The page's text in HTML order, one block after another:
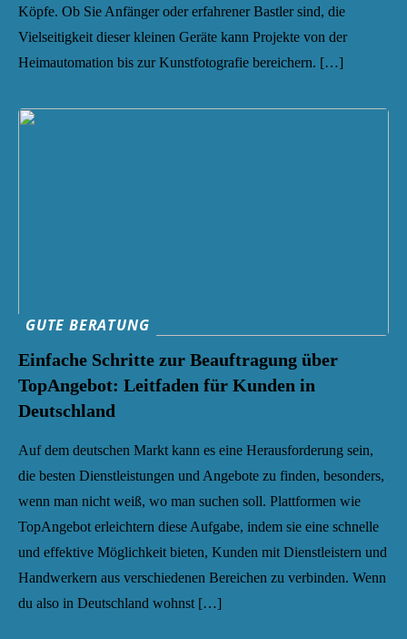
Köpfe. Ob Sie Anfänger oder erfahrener Bastler sind, die
Vielseitigkeit dieser kleinen Geräte kann Projekte von der
Heimautomation bis zur Kunstfotografie bereichern. […]
GUTE BERATUNG
Einfache Schritte zur Beauftragung über
TopAngebot: Leitfaden für Kunden in
Deutschland
Auf dem deutschen Markt kann es eine Herausforderung sein,
die besten Dienstleistungen und Angebote zu finden, besonders,
wenn man nicht weiß, wo man suchen soll. Plattformen wie
TopAngebot erleichtern diese Aufgabe, indem sie eine schnelle
und effektive Möglichkeit bieten, Kunden mit Dienstleistern und
Handwerkern aus verschiedenen Bereichen zu verbinden. Wenn
du also in Deutschland wohnst […]